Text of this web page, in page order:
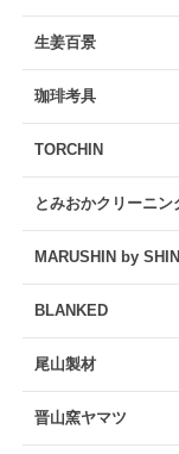
生姜百景
珈琲考具
TORCHIN
とみおかクリーニン
MARUSHIN by
BLANKED
尾山製材
晋山窯ヤマツ